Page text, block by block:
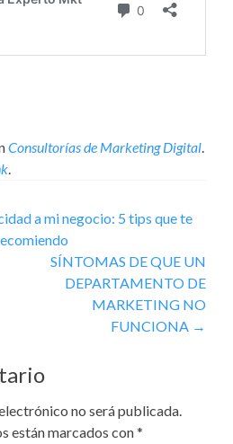
Consultorías de Marketing Digital.
.
a mi negocio: 5 tips que te
SÍNTOMAS DE QUE UN
DEPARTAMENTO DE
MARKETING NO
FUNCIONA →
no será publicada.
están marcados con*